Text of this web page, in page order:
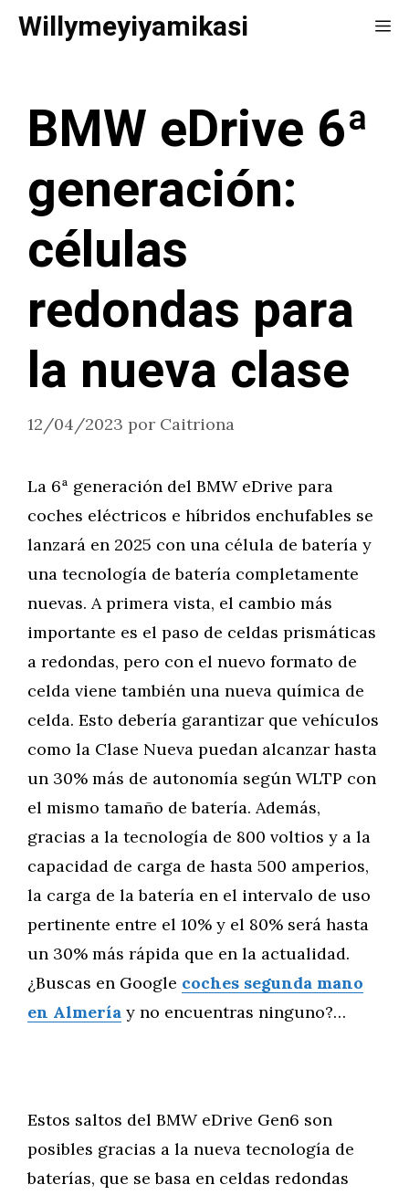
Saltar
Willymeyiyamikasi
BMW eDrive 6ª
generación:
células
redondas para
la nueva clase
12/04/2023 por Caitriona
La 6ª generación del BMW eDrive para
coches eléctricos e híbridos enchufables se
lanzará en 2025 con una célula de batería y
una tecnología de batería completamente
nuevas. A primera vista, el cambio más
importante es el paso de celdas prismáticas
a redondas, pero con el nuevo formato de
celda viene también una nueva química de
celda. Esto debería garantizar que vehículos
como la Clase Nueva puedan alcanzar hasta
un 30% más de autonomía según WLTP con
el mismo tamaño de batería. Además,
gracias a la tecnología de 800 voltios y a la
capacidad de carga de hasta 500 amperios,
la carga de la batería en el intervalo de uso
pertinente entre el 10% y el 80% será hasta
un 30% más rápida que en la actualidad.
¿Buscas en Google coches segunda mano
en Almería y no encuentras ninguno?…
Estos saltos del BMW eDrive Gen6 son
posibles gracias a la nueva tecnología de
baterías, que se basa en celdas redondas